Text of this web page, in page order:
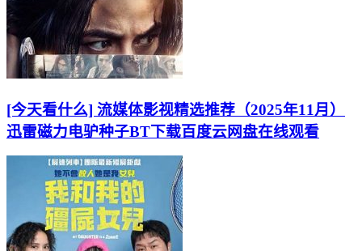
[今天看什么] 流媒体影视精选推荐（2025年11月）
迅雷磁力电驴种子BT下载百度云网盘在线观看